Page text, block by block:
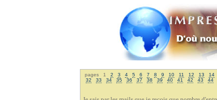
pages 1 2 3 4 5 6 7 8 9 10 11 12 13
14
32
33 34 35 36 37 38 39 40 41 42 43 44